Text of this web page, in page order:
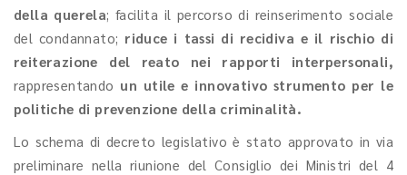
della querela; facilita il percorso di reinserimento sociale
del condannato; riduce i tassi di recidiva e il rischio di
reiterazione del reato nei rapporti interpersonali,
rappresentando un utile e innovativo strumento per le
politiche di prevenzione della criminalità.
Lo schema di decreto legislativo è stato approvato in via
preliminare nella riunione del Consiglio dei Ministri del 4